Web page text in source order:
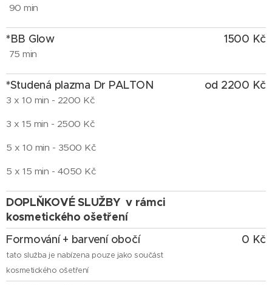
90 min
*BB Glow
75 min
1500 Kč
*Studená plazma Dr PALTON
3 x 10 min - 2200 Kč
3 x 15 min - 2500 Kč
5 x 10 min - 3500 Kč
5 x 15 min - 4050 Kč
od 2200 Kč
DOPLŇKOVÉ SLUŽBY v rámci
kosmetického ošetření
Formování + barvení obočí
tato služba je nabízena pouze jako součást
kosmetického ošetření
0 Kč